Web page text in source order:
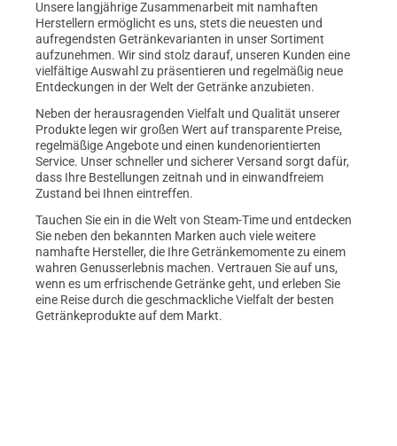
Unsere langjährige Zusammenarbeit mit namhaften
Herstellern ermöglicht es uns, stets die neuesten und
aufregendsten Getränkevarianten in unser Sortiment
aufzunehmen. Wir sind stolz darauf, unseren Kunden eine
vielfältige Auswahl zu präsentieren und regelmäßig neue
Entdeckungen in der Welt der Getränke anzubieten.
Neben der herausragenden Vielfalt und Qualität unserer
Produkte legen wir großen Wert auf transparente Preise,
regelmäßige Angebote und einen kundenorientierten
Service. Unser schneller und sicherer Versand sorgt dafür,
dass Ihre Bestellungen zeitnah und in einwandfreiem
Zustand bei Ihnen eintreffen.
Tauchen Sie ein in die Welt von Steam-Time und entdecken
Sie neben den bekannten Marken auch viele weitere
namhafte Hersteller, die Ihre Getränkemomente zu einem
wahren Genusserlebnis machen. Vertrauen Sie auf uns,
wenn es um erfrischende Getränke geht, und erleben Sie
eine Reise durch die geschmackliche Vielfalt der besten
Getränkeprodukte auf dem Markt.